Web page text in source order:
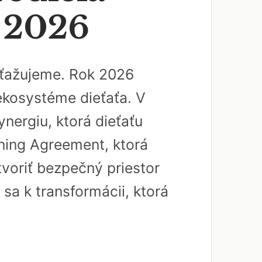
Rok 2026
dieťaťa. V
ktorá dieťaťu
Agreement, ktorá
bezpečný priestor
k transformácii, ktorá